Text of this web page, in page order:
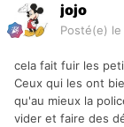
jojo
Posté(e)
cela fait fuir les
Ceux qui les ont
qu'au mieux la
vider et faire des